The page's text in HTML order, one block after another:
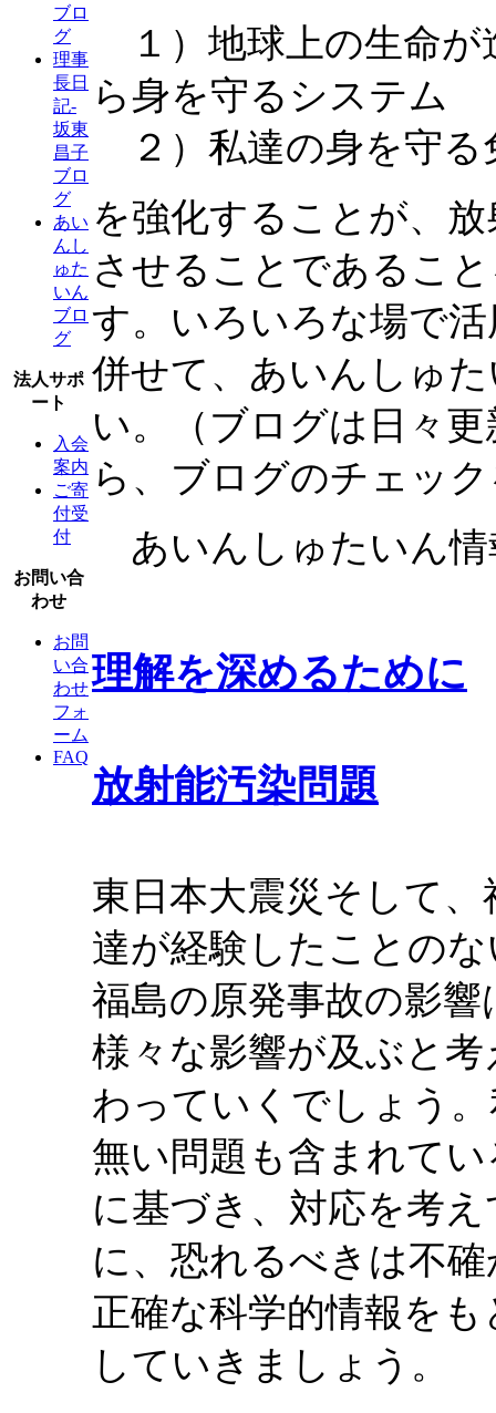
ブロ
グ
理事
長日
記-
坂東
昌子
ブロ
グ
あい
んし
ゅた
いん
ブロ
グ
法人サポ
ート
入会
案内
ご寄
付受
付
お問い合
わせ
お問
い合
わせ
フォ
ーム
FAQ
１）地球上の生命が
ら身を守るシステム
２）私達の身を守る
を強化することが、
させることであるこ
す。いろいろな場で
併せて、あいんしゅ
い。（ブログは日々
ら、ブログのチェッ
あいんしゅたいん
理解を深めるために
放射能汚染問題
東日本大震災そして
達が経験したことの
福島の原発事故の影
様々な影響が及ぶと
わっていくでしょう
無い問題も含まれて
に基づき、対応を考
に、恐れるべきは不
正確な科学的情報を
していきましょう。